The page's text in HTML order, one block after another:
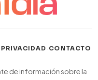
·CONTACTO
de información sobre la